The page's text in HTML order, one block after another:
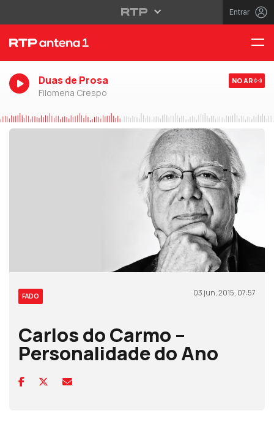
Entrar
Duas de Prosa
Filomena Crespo
NO AR
FADO 03 jun, 2015, 07:57
Carlos do Carmo –
Personalidade do Ano